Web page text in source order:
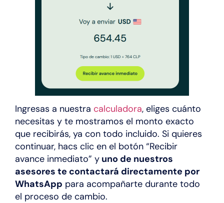
Ingresas a nuestra calculadora, eliges cuánto
necesitas y te mostramos el monto exacto
que recibirás, ya con todo incluido. Si quieres
continuar, hacs clic en el botón “Recibir
avance inmediato” y uno de nuestros
asesores te contactará directamente por
WhatsApp para acompañarte durante todo
el proceso de cambio.